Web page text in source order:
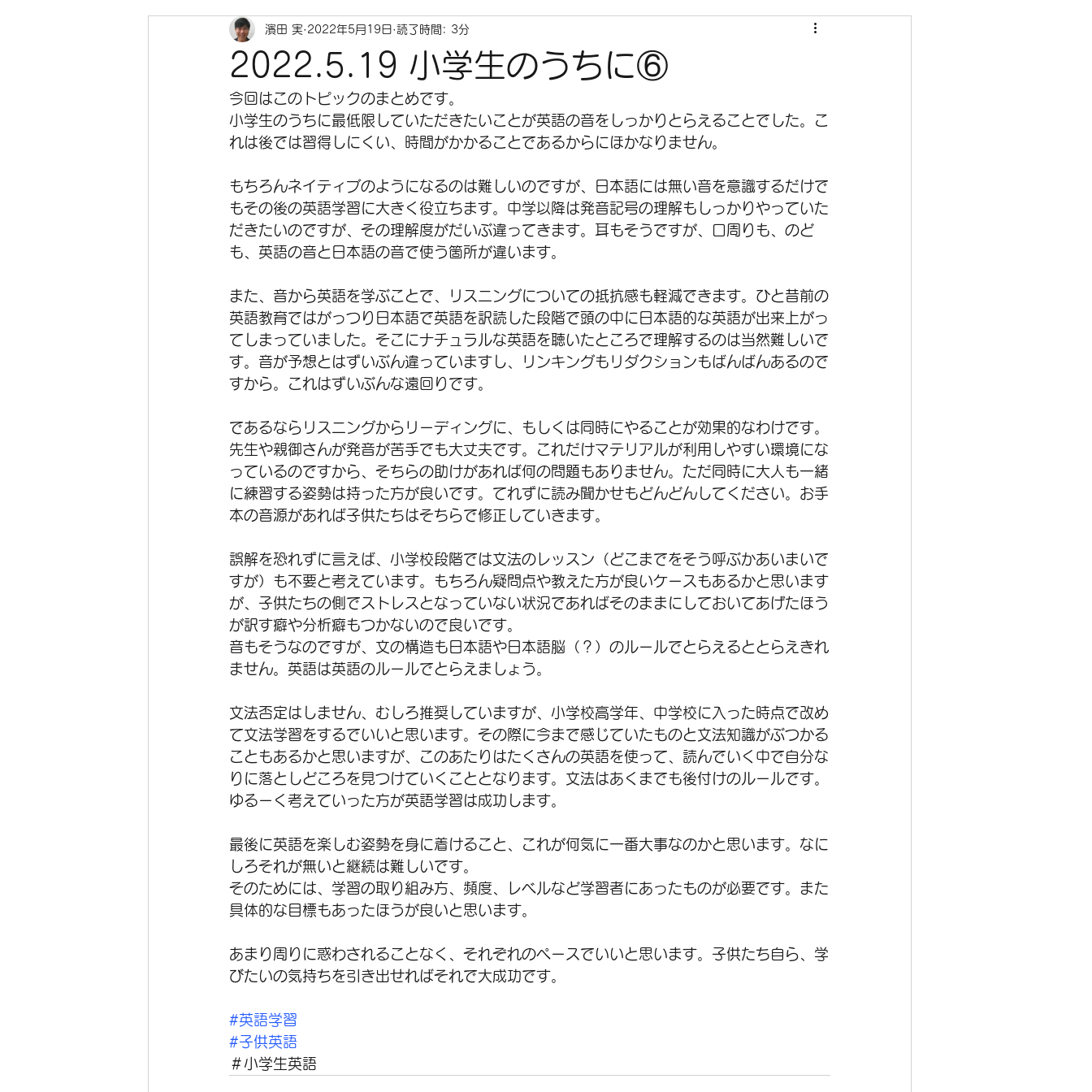
2022.5.19 小学生のうちに⑥
濱田 実 2022年5月19日 読了時間: 3分
今回はこのトピックのまとめです。
小学生のうちに最低限していただきたいことが英語の音をしっかりとらえることでした。こ
れは後では習得しにくい、時間がかかることであるからにほかなりません。
もちろんネイティブのようになるのは難しいのですが、日本語には無い音を意識するだけで
もその後の英語学習に大きく役立ちます。中学以降は発音記号の理解もしっかりやっていた
だきたいのですが、その理解度がだいぶ違ってきます。耳もそうですが、口周りも、のど
も、英語の音と日本語の音で使う箇所が違います。
また、音から英語を学ぶことで、リスニングについての抵抗感も軽減できます。ひと昔前の
英語教育ではがっつり日本語で英語を訳読した段階で頭の中に日本語的な英語が出来上がっ
てしまっていました。そこにナチュラルな英語を聴いたところで理解するのは当然難しいで
す。音が予想とはずいぶん違っていますし、リンキングもリダクションもばんばんあるので
すから。これはずいぶんな遠回りです。
であるならリスニングからリーディングに、もしくは同時にやることが効果的なわけです。
先生や親御さんが発音が苦手でも大丈夫です。これだけマテリアルが利用しやすい環境にな
っているのですから、そちらの助けがあれば何の問題もありません。ただ同時に大人も一緒
に練習する姿勢は持った方が良いです。てれずに読み聞かせもどんどんしてください。お手
本の音源があれば子供たちはそちらで修正していきます。
誤解を恐れずに言えば、小学校段階では文法のレッスン（どこまでをそう呼ぶかあいまいで
すが）も不要と考えています。もちろん疑問点や教えた方が良いケースもあるかと思います
が、子供たちの側でストレスとなっていない状況であればそのままにしておいてあげたほう
が訳す癖や分析癖もつかないので良いです。
音もそうなのですが、文の構造も日本語や日本語脳（？）のルールでとらえるととらえきれ
ません。英語は英語のルールでとらえましょう。
文法否定はしません、むしろ推奨していますが、小学校高学年、中学校に入った時点で改め
て文法学習をするでいいと思います。その際に今まで感じていたものと文法知識がぶつかる
こともあるかと思いますが、このあたりはたくさんの英語を使って、読んでいく中で自分な
りに落としどころを見つけていくこととなります。文法はあくまでも後付けのルールです。
ゆるーく考えていった方が英語学習は成功します。
最後に英語を楽しむ姿勢を身に着けること、これが何気に一番大事なのかと思います。なに
しろそれが無いと継続は難しいです。
そのためには、学習の取り組み方、頻度、レベルなど学習者にあったものが必要です。また
具体的な目標もあったほうが良いと思います。
あまり周りに惑わされることなく、それぞれのペースでいいと思います。子供たち自ら、学
びたいの気持ちを引き出せればそれで大成功です。
#英語学習
#子供英語
＃小学生英語